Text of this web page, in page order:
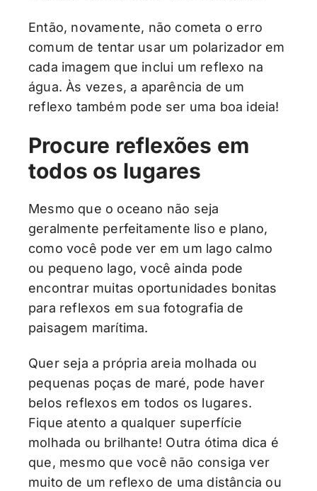
Então, novamente, não cometa o erro
comum de tentar usar um polarizador em
cada imagem que inclui um reflexo na
água. Às vezes, a aparência de um
reflexo também pode ser uma boa ideia!
Procure reflexões em
todos os lugares
Mesmo que o oceano não seja
geralmente perfeitamente liso e plano,
como você pode ver em um lago calmo
ou pequeno lago, você ainda pode
encontrar muitas oportunidades bonitas
para reflexos em sua fotografia de
paisagem marítima.
Quer seja a própria areia molhada ou
pequenas poças de maré, pode haver
belos reflexos em todos os lugares.
Fique atento a qualquer superfície
molhada ou brilhante! Outra ótima dica é
que, mesmo que você não consiga ver
muito de um reflexo de uma distância ou